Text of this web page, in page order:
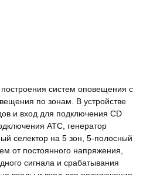
систем оповещения с
по зонам. В устройстве
и вход для подключения CD
АТС, генератор
селектор на 5 зон, 5-полосный
от постоянного напряжения,
сигнала и срабатывания